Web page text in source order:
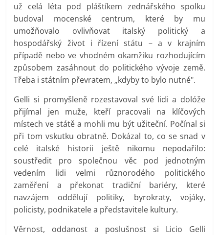
už celá léta pod pláštíkem zednářského spolku
budoval mocenské centrum, které by mu
umožňovalo ovlivňovat italský politický a
hospodářský život i řízení státu – a v krajním
případě nebo ve vhodném okamžiku rozhodujícím
způsobem zasáhnout do politického vývoje země.
Třeba i státním převratem, „kdyby to bylo nutné".
Gelli si promyšleně rozestavoval své lidi a dolóže
přijímal jen muže, kteří pracovali na klíčových
místech ve státě a mohli mu být užiteční. Počínal si
při tom vskutku obratně. Dokázal to, co se snad v
celé italské historii ještě nikomu nepodařilo:
soustředit pro společnou věc pod jednotným
vedením lidi velmi různorodého politického
zaměření a překonat tradiční bariéry, které
navzájem oddělují politiky, byrokraty, vojáky,
policisty, podnikatele a představitele kultury.
Věrnost, oddanost a poslušnost si Licio Gelli